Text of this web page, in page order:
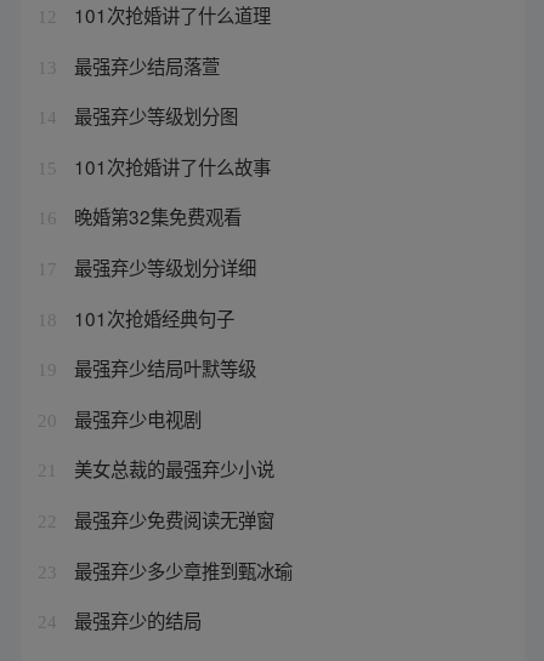
12 101次抢婚讲了什么道理
13 最强弃少结局落萱
14 最强弃少等级划分图
15 101次抢婚讲了什么故事
16 晚婚第32集免费观看
17 最强弃少等级划分详细
18 101次抢婚经典句子
19 最强弃少结局叶默等级
20 最强弃少电视剧
21 美女总裁的最强弃少小说
22 最强弃少免费阅读无弹窗
23 最强弃少多少章推到甄冰瑜
24
最强弃少的结局